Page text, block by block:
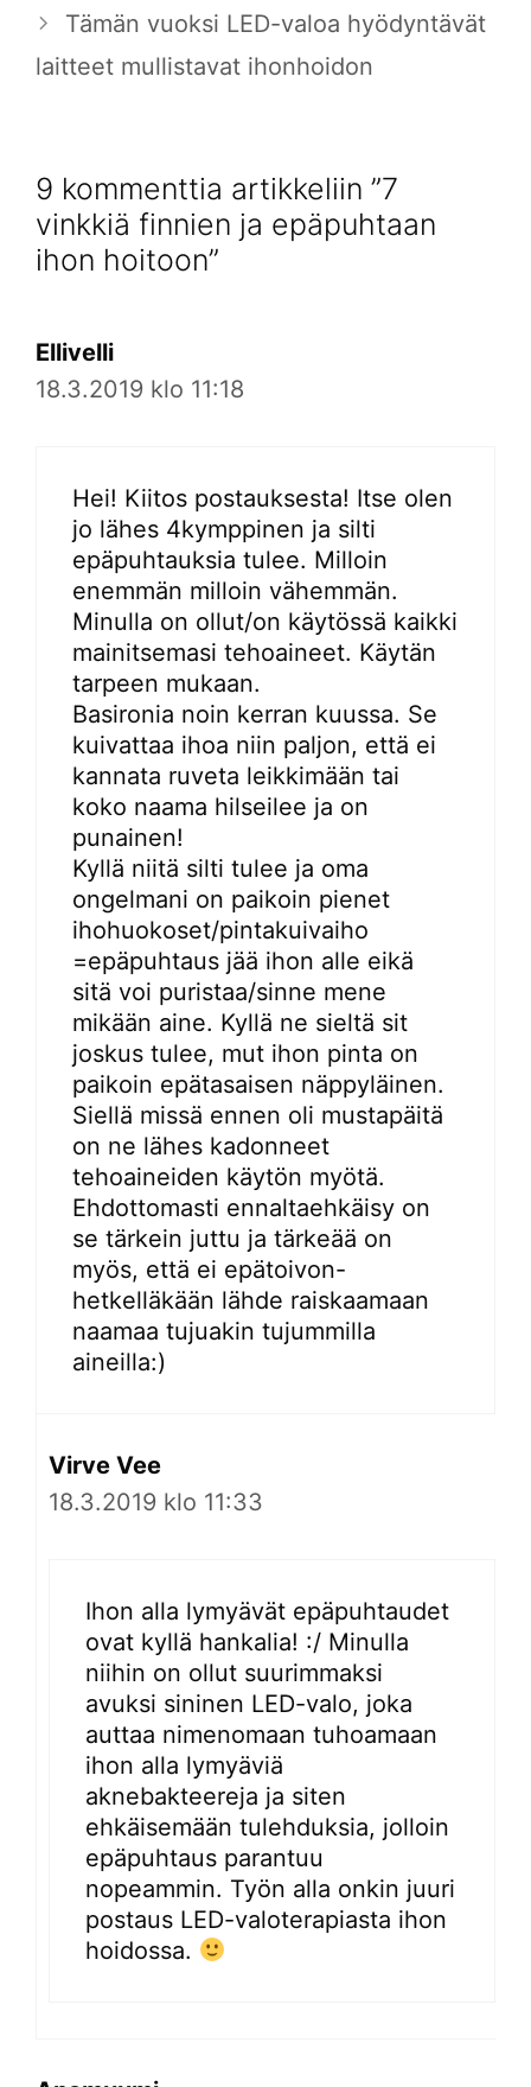
Tämän vuoksi LED-valoa hyödyntävät
laitteet mullistavat ihonhoidon
9 kommenttia artikkeliin ”7
vinkkiä finnien ja epäpuhtaan
ihon hoitoon”
Ellivelli
18.3.2019 klo 11:18
Hei! Kiitos postauksesta! Itse olen
jo lähes 4kymppinen ja silti
epäpuhtauksia tulee. Milloin
enemmän milloin vähemmän.
Minulla on ollut/on käytössä kaikki
mainitsemasi tehoaineet. Käytän
tarpeen mukaan.
Basironia noin kerran kuussa. Se
kuivattaa ihoa niin paljon, että ei
kannata ruveta leikkimään tai
koko naama hilseilee ja on
punainen!
Kyllä niitä silti tulee ja oma
ongelmani on paikoin pienet
ihohuokoset/pintakuivaiho
=epäpuhtaus jää ihon alle eikä
sitä voi puristaa/sinne mene
mikään aine. Kyllä ne sieltä sit
joskus tulee, mut ihon pinta on
paikoin epätasaisen näppyläinen.
Siellä missä ennen oli mustapäitä
on ne lähes kadonneet
tehoaineiden käytön myötä.
Ehdottomasti ennaltaehkäisy on
se tärkein juttu ja tärkeää on
myös, että ei epätoivon-
hetkelläkään lähde raiskaamaan
naamaa tujuakin tujummilla
aineilla:)
Virve Vee
18.3.2019 klo 11:33
Ihon alla lymyävät epäpuhtaudet
ovat kyllä hankalia! :/ Minulla
niihin on ollut suurimmaksi
avuksi sininen LED-valo, joka
auttaa nimenomaan tuhoamaan
ihon alla lymyäviä
aknebakteereja ja siten
ehkäisemään tulehduksia, jolloin
epäpuhtaus parantuu
nopeammin. Työn alla onkin juuri
postaus LED-valoterapiasta ihon
hoidossa.